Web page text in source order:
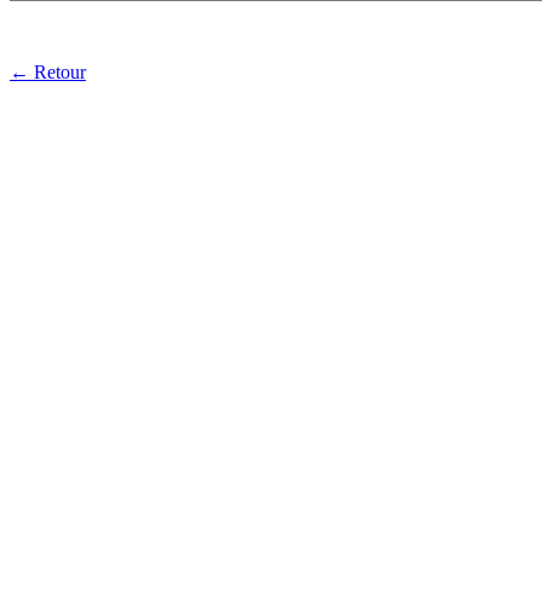
← Retour